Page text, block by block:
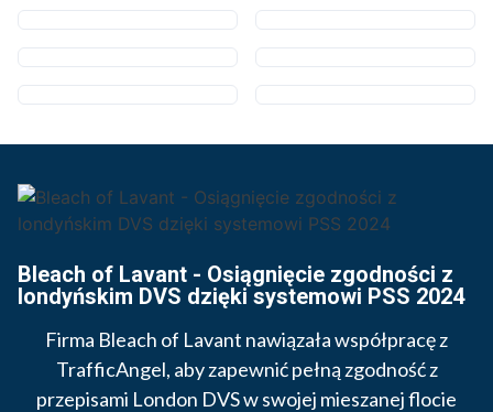
Bleach of Lavant - Osiągnięcie zgodności z
londyńskim DVS dzięki systemowi PSS 2024
Firma Bleach of Lavant nawiązała współpracę z
TrafficAngel, aby zapewnić pełną zgodność z
przepisami London DVS w swojej mieszanej flocie